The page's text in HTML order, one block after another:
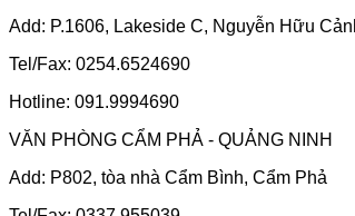
Add: P.1606, Lakeside C, Nguyễn Hữu
Tel/Fax: 0254.6524690
Hotline: 091.9994690
VĂN PHÒNG CẨM PHẢ - QUẢNG NINH
Add: P802, tòa nhà Cẩm Bình, Cẩm Phả